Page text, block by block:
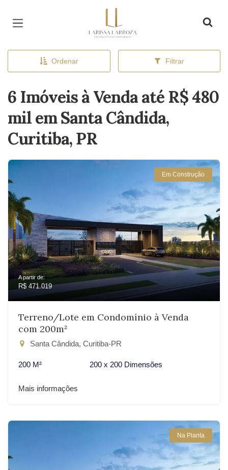
Ordenar Filtrar
6 Imóveis à Venda até R$ 480
mil em Santa Cândida,
Curitiba, PR
Em Construção
A partir de:
R$ 471.019
Terreno/Lote em Condomínio à Venda
com 200m²
Santa Cândida, Curitiba-PR
200 M² 200 x 200 Dimensões
Mais informações
Na Planta